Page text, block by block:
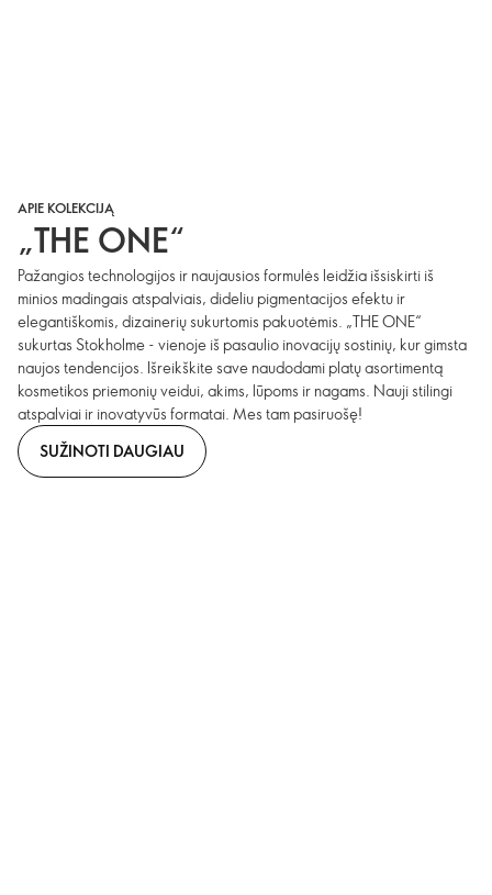
APIE KOLEKCIJĄ
„THE ONE“
Pažangios technologijos ir naujausios formulės leidžia išsiskirti iš
minios madingais atspalviais, dideliu pigmentacijos efektu ir
elegantiškomis, dizainerių sukurtomis pakuotėmis. „THE ONE“
sukurtas Stokholme - vienoje iš pasaulio inovacijų sostinių, kur gimsta
naujos tendencijos. Išreikškite save naudodami platų asortimentą
kosmetikos priemonių veidui, akims, lūpoms ir nagams. Nauji stilingi
atspalviai ir inovatyvūs formatai. Mes tam pasiruošę!
SUŽINOTI DAUGIAU